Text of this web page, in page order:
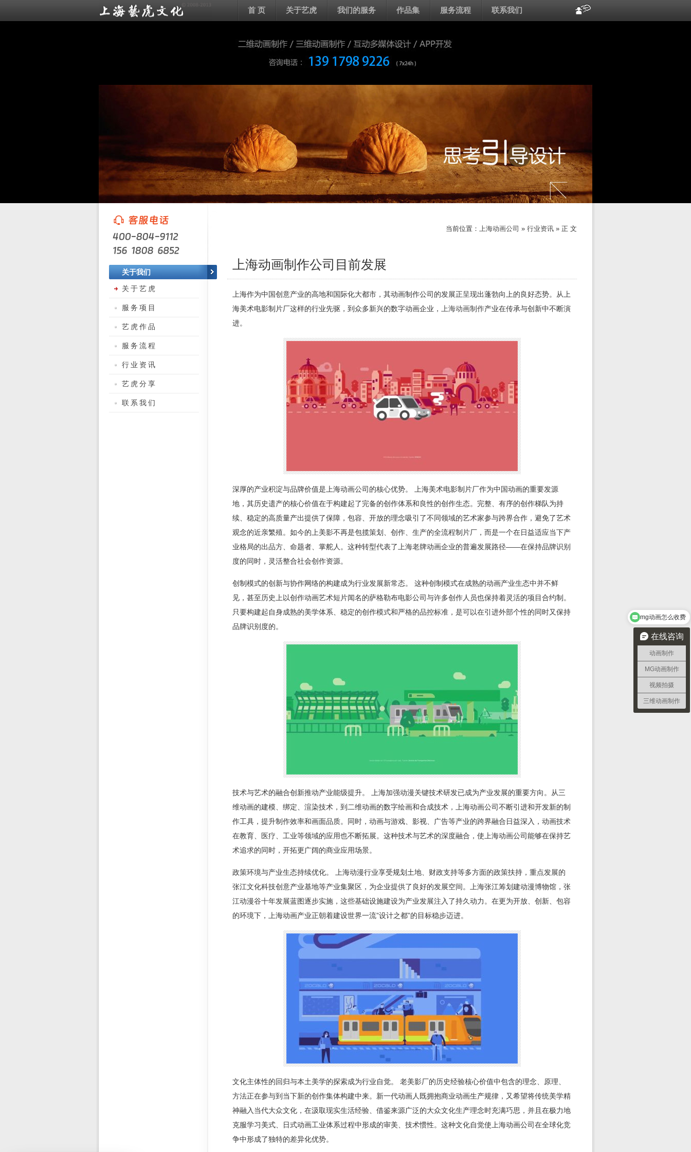
首 页 关于艺虎 我们的服务 作品集 服务流程 联系我们
当前位置： 上海动画公司 » 行业资讯 » 正 文
上海动画制作公司目前发展
上海作为中国创意产业的高地和国际化大都市，其动画制作公司的发展正呈现出蓬勃向上的良好态势。从上
海美术电影制片厂这样的行业先驱，到众多新兴的数字动画企业，
上海动画制作产业在传承与创新中不断演
进。
深厚的产业积淀与品牌价值是上海动画公司的核心优势。 上海美术电影制片厂作为中国动画的重要发源
地，其历史遗产的核心价值在于构建起了完备的创作体系和良性的创作生态。完整、有序的创作梯队为持
续、稳定的高质量产出提供了保障，包容、开放的理念吸引了不同领域的艺术家参与跨界合作，避免了艺术
观念的近亲繁殖。如今的上美影不再是包揽策划、创作、生产的全流程制片厂，而是一个在日益适应当下产
业格局的出品方、命题者、掌舵人。这种转型代表了上海老牌动画企业的普遍发展路径——在保持品牌识别
度的同时，灵活整合社会创作资源。
创制模式的创新与协作网络的构建成为行业发展新常态。 这种创制模式在成熟的动画产业生态中并不鲜
见，甚至历史上以创作动画艺术短片闻名的萨格勒布电影公司与许多创作人员也保持着灵活的项目合约制。
只要构建起自身成熟的美学体系、稳定的创作模式和严格的品控标准，是可以在引进外部个性的同时又保持
品牌识别度的。
技术与艺术的融合创新推动产业能级提升。 上海加强动漫关键技术研发已成为产业发展的重要方向。从三
维动画的建模、绑定、渲染技术，到二维动画的数字绘画和合成技术，上海动画公司不断引进和开发新的制
作工具，提升制作效率和画面品质。同时，动画与游戏、影视、广告等产业的跨界融合日益深入，动画技术
在教育、医疗、工业等领域的应用也不断拓展。这种技术与艺术的深度融合，使上海动画公司能够在保持艺
术追求的同时，开拓更广阔的商业应用场景。
政策环境与产业生态持续优化。 上海动漫行业享受规划土地、财政支持等多方面的政策扶持，重点发展的
张江文化科技创意产业基地等产业集聚区，为企业提供了良好的发展空间。上海张江筹划建动漫博物馆，张
江动漫谷十年发展蓝图逐步实施，这些基础设施建设为产业发展注入了持久动力。在更为开放、创新、包容
的环境下，上海动画产业正朝着建设世界一流”设计之都”的目标稳步迈进。
文化主体性的回归与本土美学的探索成为行业自觉。 老美影厂的历史经验核心价值中包含的理念、原理、
方法正在参与到当下新的创作集体构建中来。新一代动画人既拥抱商业动画生产规律，又希望将传统美学精
神融入当代大众文化，在汲取现实生活经验、借鉴来源广泛的大众文化生产理念时充满巧思，并且在极力地
克服学习美式、日式动画工业体系过程中形成的审美、技术惯性。这种文化自觉使上海动画公司在全球化竞
争中形成了独特的差异化优势。
关于我们
关于艺虎
服务项目
艺虎作品
服务流程
行业资讯
艺虎分享
联系我们
在线咨询
动画制作
MG动画制作
视频拍摄
三维动画制作
mg动画怎么收费